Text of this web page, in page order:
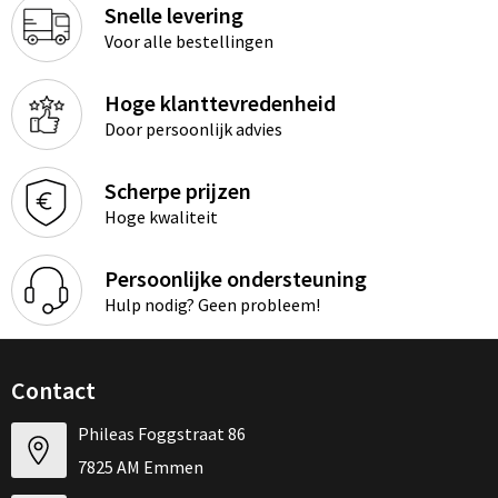
Snelle levering
Voor alle bestellingen
Hoge klanttevredenheid
Door persoonlijk advies
Scherpe prijzen
Hoge kwaliteit
Persoonlijke ondersteuning
Hulp nodig? Geen probleem!
Contact
Phileas Foggstraat 86
7825 AM Emmen